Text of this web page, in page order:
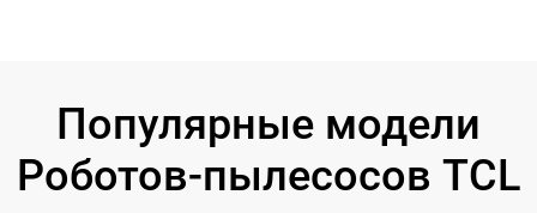
Популярные модели
Роботов-пылесосов TCL